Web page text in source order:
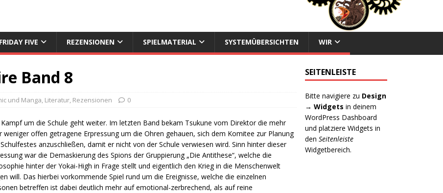
FRIDAY FIVE REZENSIONEN SPIELMATERIAL SYSTEMÜBERSICHTEN WIR
Band 8
und Manga, Literatur, Rezensionen 0
um die Schule geht weiter. Im letzten Band bekam Tsukune vom Direktor die mehr
weniger offen getragene Erpressung um die Ohren gehauen, sich dem Komitee zur Planung
anzuschließen, damit er nicht von der Schule verwiesen wird. Sinn hinter dieser
war die Demaskierung des Spions der Gruppierung „Die Antithese“, welche die
hinter der Yokai-High in Frage stellt und eigentlich den Krieg in die Menschenwelt
will. Das hierbei vorkommende Spiel rund um die Ereignisse, welche die einzelnen
betreffen ist dabei deutlich mehr auf emotional-zerbrechend, als auf reine
SEITENLEISTE
Bitte navigiere zu Design
→ Widgets in deinem
WordPress Dashboard
und platziere Widgets in
denSeitenleiste
Widgetbereich.